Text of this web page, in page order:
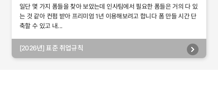
일단 몇 가지 폼들을 찾아 보았는데 인사팀에서 필요한 폼들은 거의 다 있
는 것 같아 컨펌 받아 프리미엄 1년 이용해보려고 합니다 폼 만들 시간 단
축할 수 있고 내...
[2026년] 표준 취업규칙